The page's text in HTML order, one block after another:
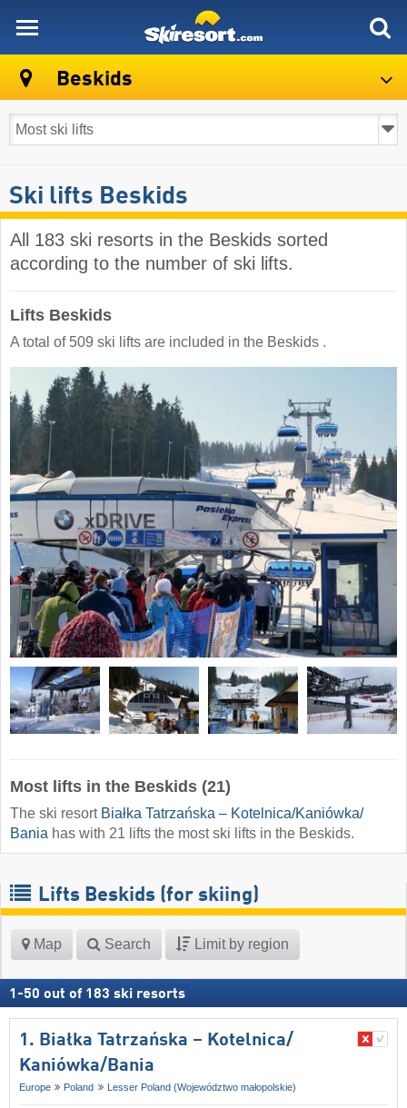
Beskids
Ski lifts Beskids
All 183 ski resorts in the Beskids sorted
according to the number of ski lifts.
Lifts Beskids
A total of 509 ski lifts are included in the Beskids ​.
Most lifts in the Beskids (21)
The ski resort Białka Tatrzańska – Kotelnica/​Kaniówka/​
Bania has with 21 lifts the most ski lifts in the Beskids.
Lifts Beskids (for skiing)
Map Search Limit by region
1 -50 out of 183 ski resorts
1. Białka Tatrzańska – Kotelnica/​
Kaniówka/​Bania
Europe Poland Lesser Poland (Województwo małopolskie)